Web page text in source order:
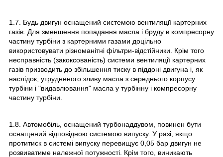
1.7. Будь двигун оснащений системою вентиляції картерних
газів. Для зменшення попадання масла і бруду в компресорну
частину турбіни з картерними газами доцільно
використовувати різноманітні фільтри-відстійники. Крім того
несправність (закоксованість) системи вентиляції картерних
газів призводить до збільшення тиску в піддоні двигуна і, як
наслідок, утрудненого зливу масла з середнього корпусу
турбіни і "видавлювання" масла у турбінну і компресорну
частину турбіни.
1.8. Автомобіль, оснащений турбонаддувом, повинен бути
оснащений відповідною системою випуску. У разі, якщо
протитиск в системі випуску перевищує 0,05 бар двигун не
розвиватиме належної потужності. Крім того, виникають